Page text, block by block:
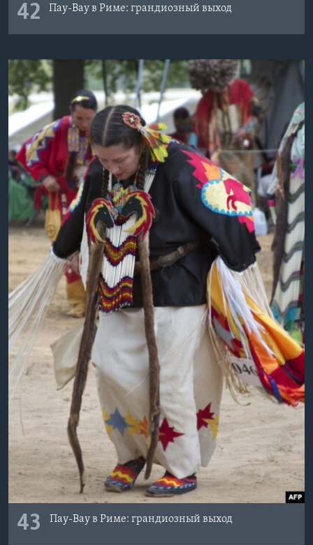
42 Пау-Вау в Риме: грандиозный выход
43 Пау-Вау в Риме: грандиозный выход